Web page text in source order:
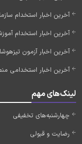
آخرین اخبار استخدام سازمان
آخرین اخبار استخدام آموزش و
آخرین اخبار آزمون
آخرین اخبار استخدامی
لینک‌های مهم
چهارشنبه‌های تخفیفی
رضایت و قبولی